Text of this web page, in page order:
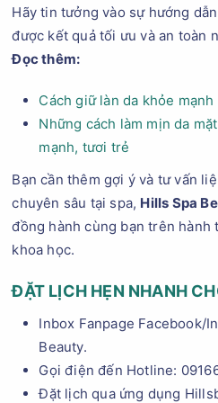
Hãy tin tưởng vào sự hướng
được kết quả tối ưu và an toàn
Đọc thêm:
Cách giữ làn da khỏe
Những cách làm mịn da
mạnh, tươi trẻ
​​​Bạn cần thêm gợi ý và tư vấn
chuyên sâu tại spa, Hills Spa
đồng hành cùng bạn trên hành
khoa học.
ĐẶT LỊCH HẸN NHANH
Inbox Fanpage Facebook/
Beauty.
Gọi điện đến Hotline:
Đặt lịch qua ứng dụng